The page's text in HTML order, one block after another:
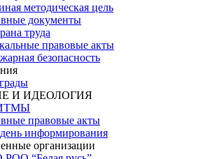
методическая цель
документы
труда
правовые акты
безопасность
И ИДЕОЛОГИЯ
правовые акты
информирования
организации